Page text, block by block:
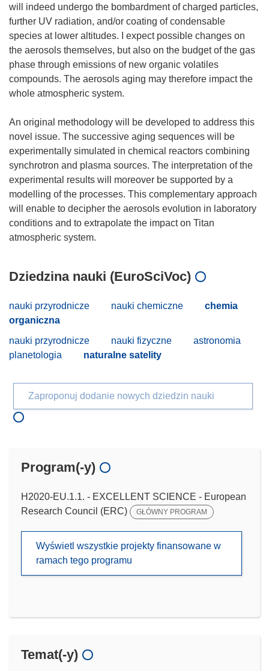
will indeed undergo the bombardment of charged particles,
further UV radiation, and/or coating of condensable
species at lower altitudes. I expect possible changes on
the aerosols themselves, but also on the budget of the gas
phase through emissions of new organic volatiles
compounds. The aerosols aging may therefore impact the
whole atmospheric system.
An original methodology will be developed to address this
novel issue. The successive aging sequences will be
experimentally simulated in chemical reactors combining
synchrotron and plasma sources. The interpretation of the
experimental results will moreover be supported by a
modelling of the processes. This complementary approach
will enable to decipher the aerosols evolution in laboratory
conditions and to extrapolate the impact on Titan
Dziedzina nauki (EuroSciVoc)
nauki przyrodnicze nauki chemiczne
chemia
organiczna
nauki przyrodnicze
nauki fizyczne
astronomia
planetologia
naturalne satelity
Zaproponuj dodanie nowych dziedzin nauki
Program(-y)
H2020-EU.1.1. - EXCELLENT SCIENCE - European
Research Council (ERC)
GŁÓWNY PROGRAM
Wyświetl wszystkie projekty finansowane w
ramach tego programu
Temat(-y)